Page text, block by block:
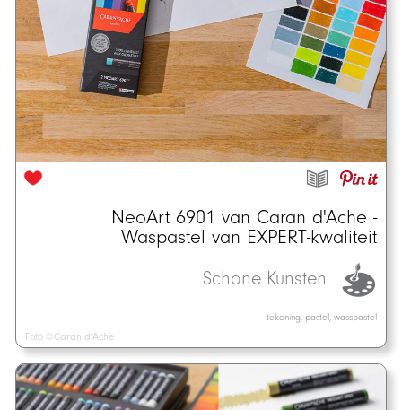
NeoArt 6901 van Caran d'Ache -
Waspastel van EXPERT-kwaliteit
Schone Kunsten
tekening, pastel, wasspastel
Foto ©Caran d'Ache